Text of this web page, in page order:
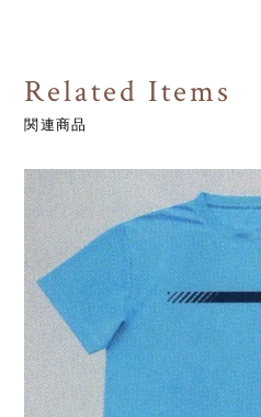
Related Items
関連商品